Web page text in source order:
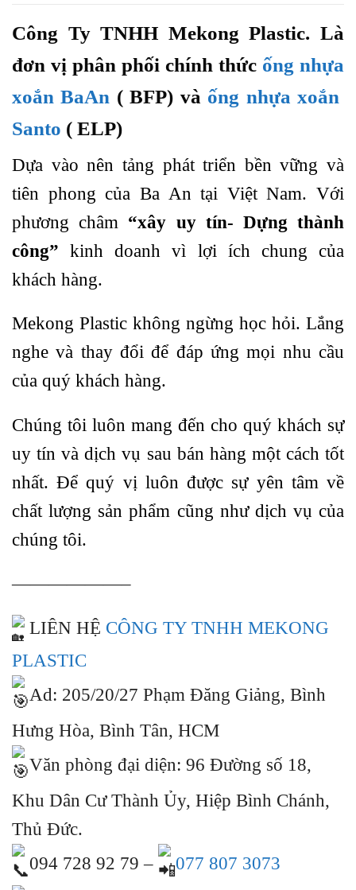
Công Ty TNHH Mekong Plastic. Là
đơn vị phân phối chính thức ống nhựa
xoắn BaAn ( BFP) và ống nhựa xoắn
Santo ( ELP)
Dựa vào nên tảng phát triển bền vững và
tiên phong của Ba An tại Việt Nam. Với
phương châm “xây uy tín- Dựng thành
công” kinh doanh vì lợi ích chung của
khách hàng.
Mekong Plastic không ngừng học hỏi. Lắng
nghe và thay đổi để đáp ứng mọi nhu cầu
của quý khách hàng.
Chúng tôi luôn mang đến cho quý khách sự
uy tín và dịch vụ sau bán hàng một cách tốt
nhất. Để quý vị luôn được sự yên tâm về
chất lượng sản phẩm cũng như dịch vụ của
chúng tôi.
——————–
LIÊN HỆ CÔNG TY TNHH MEKONG
PLASTIC
Ad: 205/20/27 Phạm Đăng Giảng, Bình
Hưng Hòa, Bình Tân, HCM
Văn phòng đại diện: 96 Đường số 18,
Khu Dân Cư Thành Ủy, Hiệp Bình Chánh,
Thủ Đức.
094 728 92 79 –
077 807 3073